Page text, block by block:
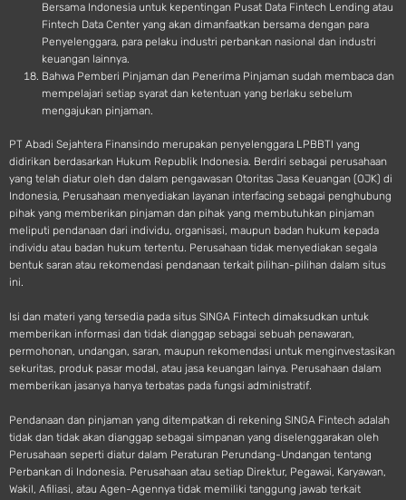
Bersama Indonesia untuk kepentingan Pusat Data Fintech Lending atau
Fintech Data Center yang akan dimanfaatkan bersama dengan para
Penyelenggara, para pelaku industri perbankan nasional dan industri
keuangan lainnya.
Bahwa Pemberi Pinjaman dan Penerima Pinjaman sudah membaca dan
mempelajari setiap syarat dan ketentuan yang berlaku sebelum
mengajukan pinjaman.
PT Abadi Sejahtera Finansindo merupakan penyelenggara LPBBTI yang
didirikan berdasarkan Hukum Republik Indonesia. Berdiri sebagai perusahaan
yang telah diatur oleh dan dalam pengawasan Otoritas Jasa Keuangan (OJK) di
Indonesia, Perusahaan menyediakan layanan interfacing sebagai penghubung
pihak yang memberikan pinjaman dan pihak yang membutuhkan pinjaman
meliputi pendanaan dari individu, organisasi, maupun badan hukum kepada
individu atau badan hukum tertentu. Perusahaan tidak menyediakan segala
bentuk saran atau rekomendasi pendanaan terkait pilihan-pilihan dalam situs
ini.
Isi dan materi yang tersedia pada situs SINGA Fintech dimaksudkan untuk
memberikan informasi dan tidak dianggap sebagai sebuah penawaran,
permohonan, undangan, saran, maupun rekomendasi untuk menginvestasikan
sekuritas, produk pasar modal, atau jasa keuangan lainya. Perusahaan dalam
memberikan jasanya hanya terbatas pada fungsi administratif.
Pendanaan dan pinjaman yang ditempatkan di rekening SINGA Fintech adalah
tidak dan tidak akan dianggap sebagai simpanan yang diselenggarakan oleh
Perusahaan seperti diatur dalam Peraturan Perundang-Undangan tentang
Perbankan di Indonesia. Perusahaan atau setiap Direktur, Pegawai, Karyawan,
Wakil, Afiliasi, atau Agen-Agennya tidak memiliki tanggung jawab terkait